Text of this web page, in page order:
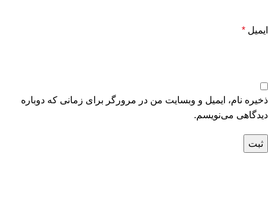
ایمیل *
ذخیره نام، ایمیل و وبسایت من در مرورگر برای زمانی که دوباره
دیدگاهی می‌نویسم.